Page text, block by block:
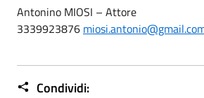
Antonino MIOSI – Attore
3339923876
Condividi: